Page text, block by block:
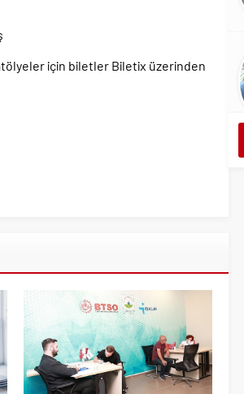
için biletler Biletix üzerinden